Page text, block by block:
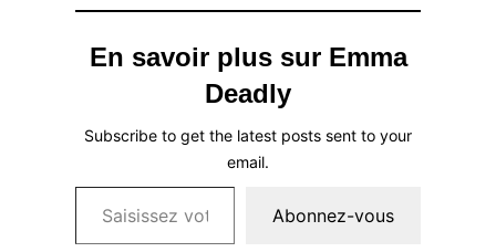
En savoir plus sur Emma
Deadly
Subscribe to get the latest posts sent to your
email.
Saisissez votre adresse e-mail…
Abonnez-vous